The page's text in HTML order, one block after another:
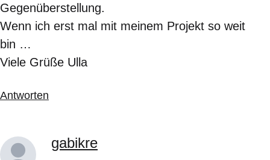
Gegenüberstellung.
Wenn ich erst mal mit meinem Projekt so weit
bin …
Viele Grüße Ulla
Antworten
gabikre